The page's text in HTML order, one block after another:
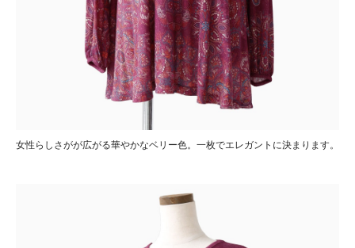
女性らしさがが広がる華やかなベリー色。一枚でエレガントに決まります。